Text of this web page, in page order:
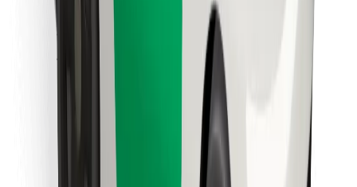
იპოვე შენი საყვარელი კერძები!
გადმოწერე Bolt Food